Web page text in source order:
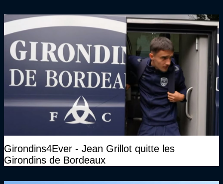
Girondins4Ever - Jean Grillot quitte les
Girondins de Bordeaux